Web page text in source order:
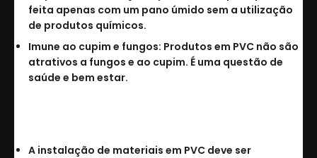
feita apenas com um pano úmido sem a utilização
de produtos químicos.
Imune ao cupim e fungos: Produtos em PVC não são
atrativos a fungos e ao cupim. É uma questão de
saúde e bem estar.
A instalação de materiais em PVC deve ser